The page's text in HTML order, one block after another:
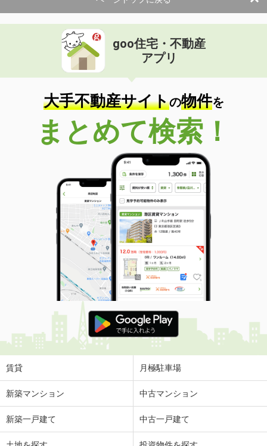
goo住宅・不動産
アプリ
大手不動産サイトの物件を
まとめて検索！
賃貸 月極駐車場
新築マンション 中古マンション
新築一戸建て 中古一戸建て